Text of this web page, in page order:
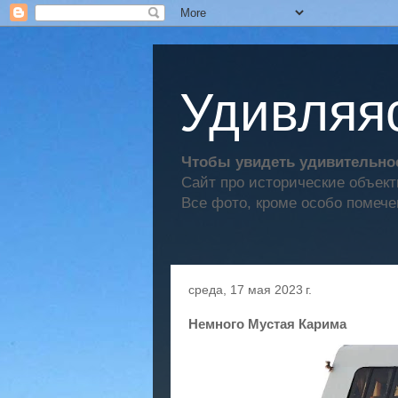
Чтобы увидеть
Сайт про исторические
Все фото, кроме особо
среда, 17 мая 2023 г.
Немного Мустая Карима